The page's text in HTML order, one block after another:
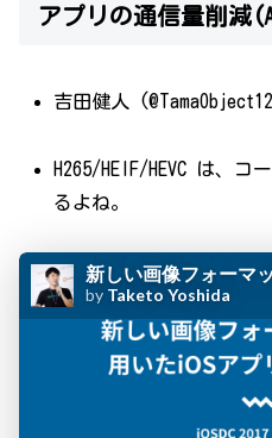
アプリの通信量削減
吉田健人
H265/HEIF/HEVC は、コ
るよね。